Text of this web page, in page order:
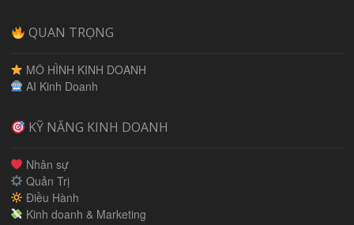
QUAN TRỌNG
MÔ HÌNH KINH DOANH
AI Kinh Doanh
KỸ NĂNG KINH DOANH
Nhân sự
Quản Trị
Điều Hành
Kinh doanh & Marketing